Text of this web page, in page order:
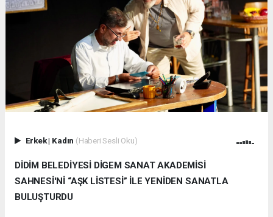
Erkek| Kadın (Haberi Sesli Oku)
DİDİM BELEDİYESİ DİGEM SANAT AKADEMİSİ
SAHNESİ'Nİ “AŞK LİSTESİ” İLE YENİDEN SANATLA
BULUŞTURDU